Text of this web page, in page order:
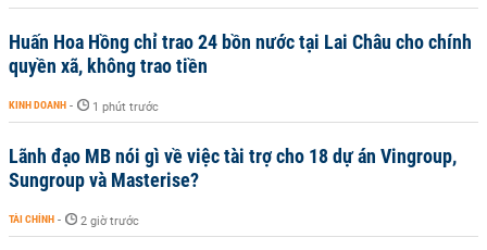
Huấn Hoa Hồng chỉ trao 24 bồn nước tại Lai Châu cho chính
quyền xã, không trao tiền
KINH DOANH - 1 phút trước
Lãnh đạo MB nói gì về việc tài trợ cho 18 dự án Vingroup,
Sungroup và Masterise?
TÀI CHÍNH - 2 giờ trước